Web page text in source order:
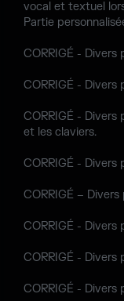
vocal et textuel
Partie
CORRIGÉ -
CORRIGÉ -
CORRIGÉ - Divers
et les claviers.
CORRIGÉ -
CORRIGÉ –
CORRIGÉ -
CORRIGÉ - Divers
CORRIGÉ - Divers